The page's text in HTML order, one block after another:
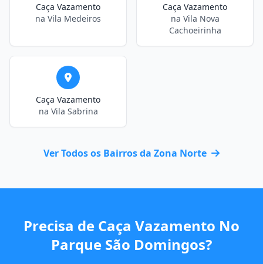
Caça Vazamento
na Vila Medeiros
Caça Vazamento
na Vila Nova
Cachoeirinha
Caça Vazamento
na Vila Sabrina
Ver Todos os Bairros da Zona Norte
Precisa de Caça Vazamento No
Parque São Domingos?